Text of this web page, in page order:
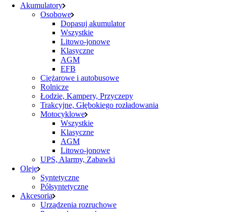
Akumulatory
Osobowe
Dopasuj akumulator
Wszystkie
Litowo-jonowe
Klasyczne
AGM
EFB
Ciężarowe i autobusowe
Rolnicze
Łodzie, Kampery, Przyczepy
Trakcyjne, Głębokiego rozładowania
Motocyklowe
Wszystkie
Klasyczne
AGM
Litowo-jonowe
UPS, Alarmy, Zabawki
Oleje
Syntetyczne
Półsyntetyczne
Akcesoria
Urządzenia rozruchowe